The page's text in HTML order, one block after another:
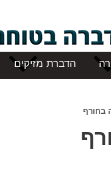
הדברת מזיקים
בחורף